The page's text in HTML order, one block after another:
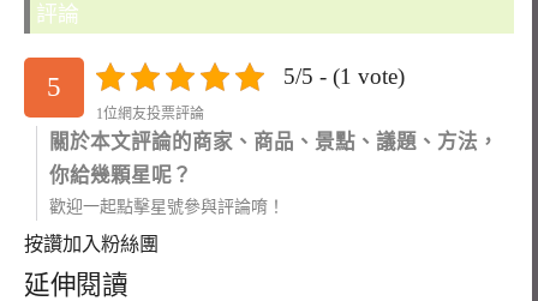
評論
5 5/5 - (1 vote)
1位網友投票評論
關於本文評論的商家、商品、景點、議題、方法，
你給幾顆星呢？
歡迎一起點擊星號參與評論唷！
按讚加入粉絲團
延伸閱讀